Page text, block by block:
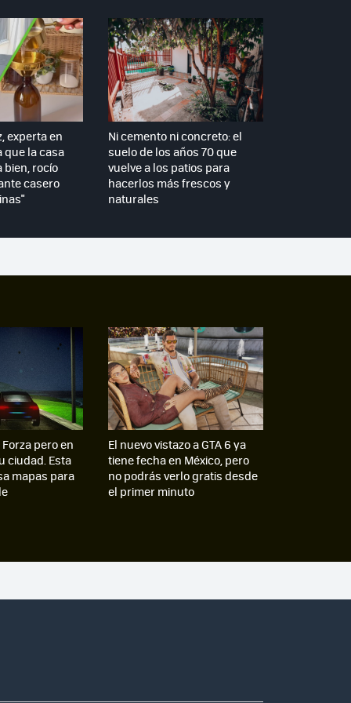
experta en
que la casa
bien, rocío
casero
Ni cemento ni concreto: el
suelo de los años 70 que
vuelve a los patios para
hacerlos más frescos y
naturales
pero en
ciudad. Esta
mapas para
El nuevo vistazo a GTA 6 ya
tiene fecha en México, pero
no podrás verlo gratis desde
el primer minuto